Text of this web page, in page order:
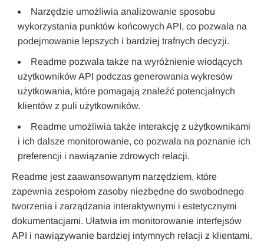
Narzędzie umożliwia analizowanie sposobu
wykorzystania punktów końcowych API, co pozwala na
podejmowanie lepszych i bardziej trafnych decyzji.
Readme pozwala także na wyróżnienie wiodących
użytkowników API podczas generowania wykresów
użytkowania, które pomagają znaleźć potencjalnych
klientów z puli użytkowników.
Readme umożliwia także interakcję z użytkownikami
i ich dalsze monitorowanie, co pozwala na poznanie ich
preferencji i nawiązanie zdrowych relacji.
Readme jest zaawansowanym narzędziem, które
zapewnia zespołom zasoby niezbędne do swobodnego
tworzenia i zarządzania interaktywnymi i estetycznymi
dokumentacjami. Ułatwia im monitorowanie interfejsów
API i nawiązywanie bardziej intymnych relacji z klientami.